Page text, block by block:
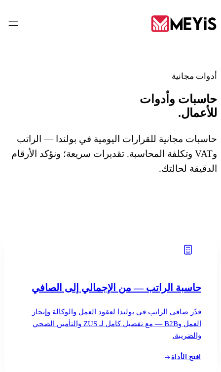
01الرئيسية
من نحن
الخدمات
تواصل معنا
أدوات مجانية
حاسبات وأدوات
للأعمال.
حاسبات مجانية للقرارات اليومية في بولندا — الراتب
وVAT وتكلفة المحاسبة. تقديرات سريعة؛ ونؤكد الأرقام
الدقيقة لحالتك.
حاسبة الراتب — من الإجمالي إلى الصافي
قدّر صافي الراتب في بولندا لعقود العمل والوكالة وإنجاز
العمل وB2B — مع تفصيل كامل لـ ZUS والتأمين الصحي
والضريبة.
افتح الأداة